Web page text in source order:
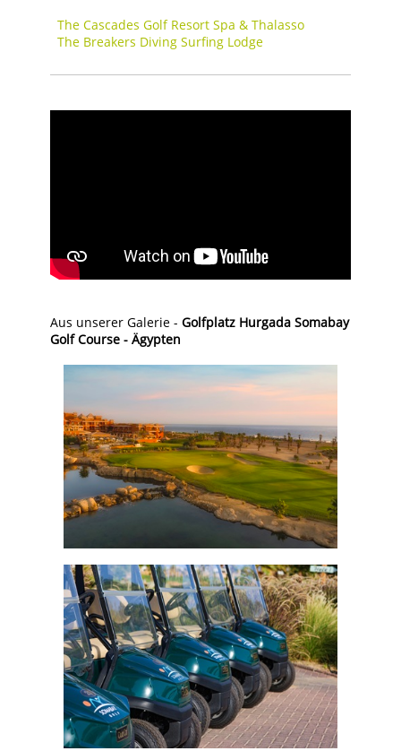
The Cascades Golf Resort Spa & Thalasso
The Breakers Diving Surfing Lodge
Aus unserer Galerie - Golfplatz Hurgada Somabay
Golf Course - Ägypten